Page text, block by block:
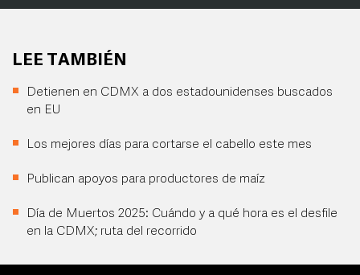
LEE TAMBIÉN
Detienen en CDMX a dos estadounidenses buscados
en EU
Los mejores días para cortarse el cabello este mes
Publican apoyos para productores de maíz
Día de Muertos 2025: Cuándo y a qué hora es el desfile
en la CDMX; ruta del recorrido